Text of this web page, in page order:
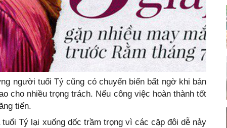
người tuổi Tý cũng có chuyển biến bất ngờ khi bản
cho nhiều trọng trách. Nếu công việc hoàn thành tốt
tiến.
Tý lại xuống dốc trầm trọng vì các cặp đôi dễ nảy